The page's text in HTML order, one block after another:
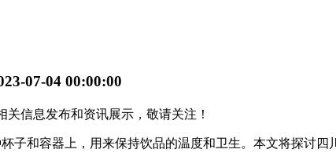
07-04 00:00:00
关信息发布和资讯展示，敬请关注！
子和容器上，用来保持饮品的温度和卫生。本文将探讨四川